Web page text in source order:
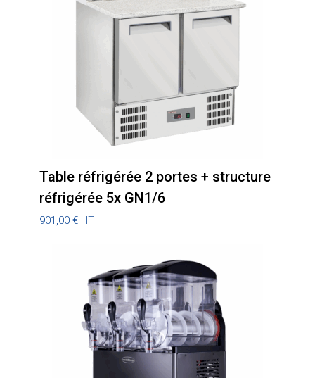
Table réfrigérée 2 portes + structure
réfrigérée 5x GN1/6
901,00 € HT